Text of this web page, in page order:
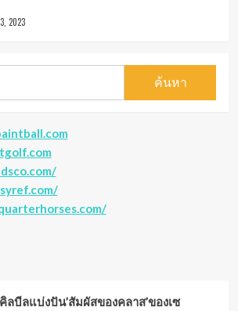
2023
ลบีลแบ่งปัน’สัมผัสของคลาส’ของเซ